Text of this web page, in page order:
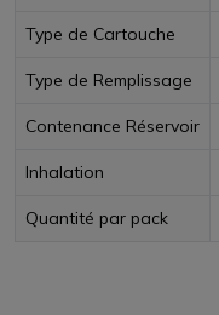
Type de Cartouche
Type de Remplissage
Contenance Réservoir
Inhalation
Quantité par pack